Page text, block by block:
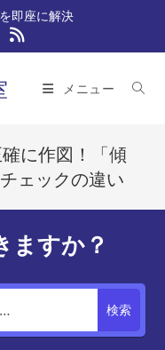
即座に解決
メニュー
に作図！「傾
ェックの違い
ますか？
検索